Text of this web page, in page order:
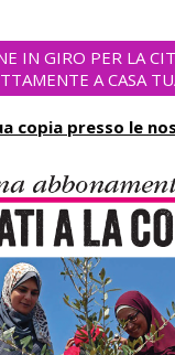
IN GIRO PER LA
A CASA
copia presso le